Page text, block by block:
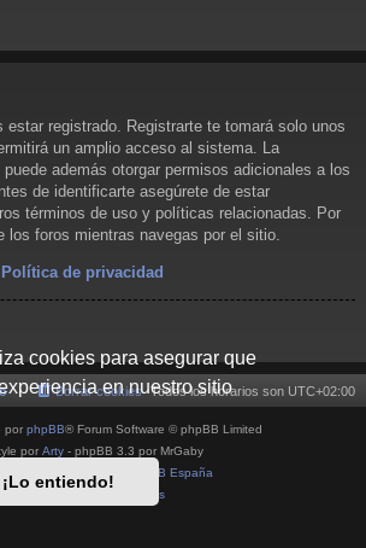
cookies para asegurar que
en nuestro sitio
¡Lo entiendo!
estar registrado. Registrarte te tomará solo unos
un amplio acceso al sistema. La
además otorgar permisos adicionales a los
de identificarte asegúrete de estar
términos de uso y políticas relacionadas. Por
los foros mientras navegas por el sitio.
Política de privacidad
Todos los horarios son UTC+02:00
Borrar cookies
por phpBB® Forum Software © phpBB Limited
por Arty - phpBB 3.3 por MrGaby
phpBB España
Condiciones